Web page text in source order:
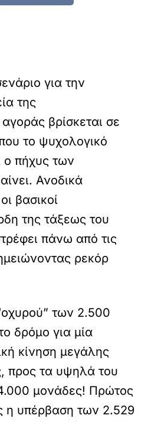
για την
της
βρίσκεται σε
το ψυχολογικό
ο πήχυς των
Ανοδικά
βασικοί
της τάξεως του
πάνω από τις
ρεκόρ
των 2.500
δρόμο για μία
κίνηση μεγάλης
προς τα υψηλά του
μονάδες! Πρώτος
η υπέρβαση των 2.529